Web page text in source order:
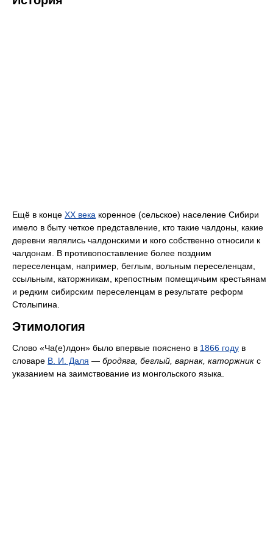
Ещё в конце XX века коренное (сельское) население Сибири
имело в быту четкое представление, кто такие чалдоны, какие
деревни являлись чалдонскими и кого собственно относили к
чалдонам. В противопоставление более поздним
переселенцам, например, беглым, вольным переселенцам,
ссыльным, каторжникам, крепостным помещичьим крестьянам
и редким сибирским переселенцам в результате реформ
Столыпина.
Этимология
Слово «Ча(е)лдон» было впервые пояснено в 1866 году в
словаре В. И. Даля — бродяга, беглый, варнак, каторжник с
указанием на заимствование из монгольского языка.